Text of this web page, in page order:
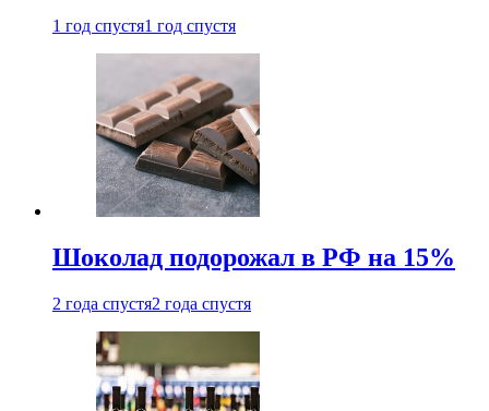
1 год спустя1 год спустя
Шоколад подорожал в РФ на 15%
2 года спустя2 года спустя